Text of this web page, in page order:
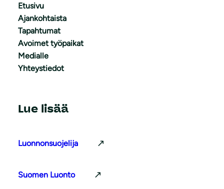
Etusivu
Ajankohtaista
Tapahtumat
Avoimet työpaikat
Medialle
Yhteystiedot
Lue lisää
Luonnonsuojelija
Suomen Luonto